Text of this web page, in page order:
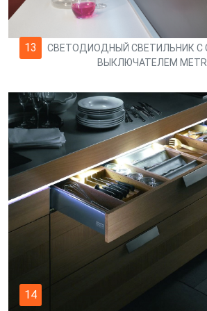
13
СВЕТОДИОДНЫЙ СВЕТИЛЬНИК С
ВЫКЛЮЧАТЕЛЕМ
14